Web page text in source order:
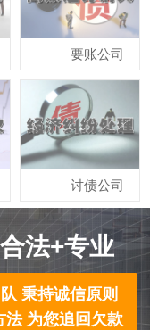
要账公司
讨债公司
法+专业
秉持诚信原则
法 为您追回欠款